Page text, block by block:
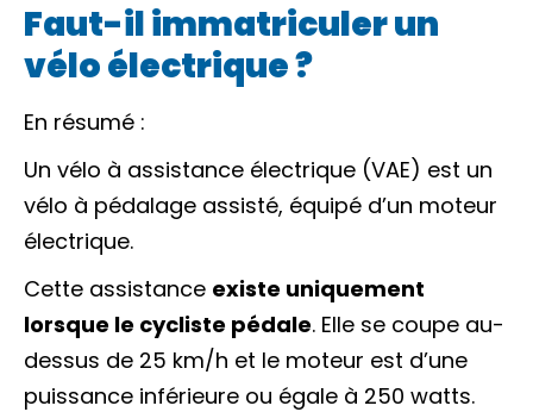
Faut-il immatriculer un
vélo électrique ?
En résumé :
Un vélo à assistance électrique (VAE) est un
vélo à pédalage assisté, équipé d’un moteur
électrique.
Cette assistance existe uniquement
lorsque le cycliste pédale. Elle se coupe au-
dessus de 25 km/h et le moteur est d’une
puissance inférieure ou égale à 250 watts.